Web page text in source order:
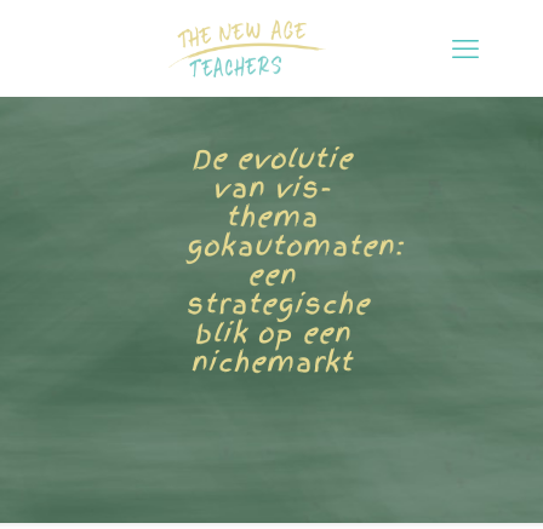
De evolutie
van vis-
thema
gokautomaten:
een
strategische
blik op een
nichemarkt